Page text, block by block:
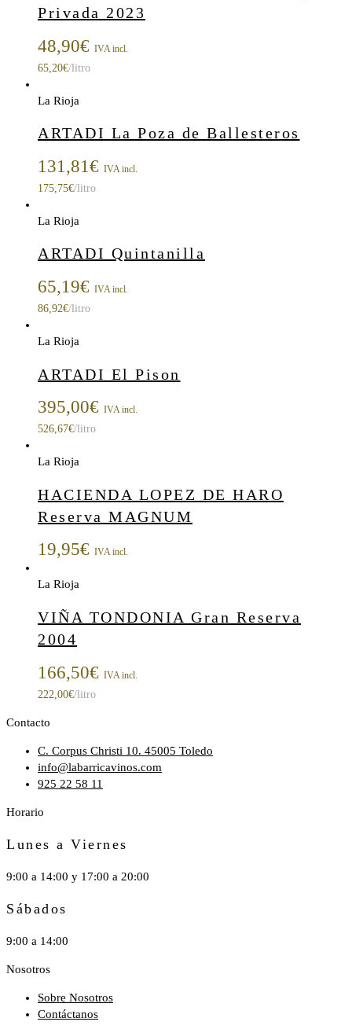
Privada 2023
48,90€ IVA incl.
65,20€/litro
La Rioja
ARTADI La Poza de Ballesteros
131,81 € IVA incl.
175,75€/litro
La Rioja
ARTADI Quintanilla
65,19€ IVA incl.
86,92€/litro
La Rioja
ARTADI El Pison
395,00€ IVA incl.
526,67€/litro
La Rioja
HACIENDA LOPEZ DE HARO
Reserva MAGNUM
19,95€ IVA incl.
La Rioja
VIÑA TONDONIA Gran Reserva
2004
166,50€ IVA incl.
222,00€/litro
Contacto
C. Corpus Christi 10. 45005 Toledo
info@labarricavinos.com
925 22 58 11
Horario
Lunes a Viernes
9:00 a 14:00 y 17:00 a 20:00
Sábados
9:00 a 14:00
Nosotros
Sobre Nosotros
Contáctanos